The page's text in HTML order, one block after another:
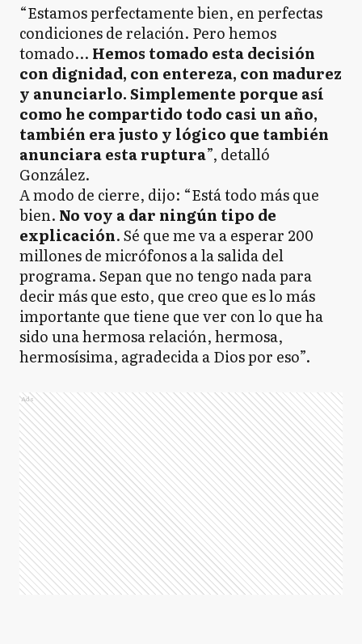
“Estamos perfectamente bien, en perfectas
condiciones de relación. Pero hemos
tomado... Hemos tomado esta decisión
con dignidad, con entereza, con madurez
y anunciarlo. Simplemente porque así
como he compartido todo casi un año,
también era justo y lógico que también
anunciara esta ruptura”, detalló
González.
A modo de cierre, dijo: “Está todo más que
bien. No voy a dar ningún tipo de
explicación. Sé que me va a esperar 200
millones de micrófonos a la salida del
programa. Sepan que no tengo nada para
decir más que esto, que creo que es lo más
importante que tiene que ver con lo que ha
sido una hermosa relación, hermosa,
hermosísima, agradecida a Dios por eso”.
Ads